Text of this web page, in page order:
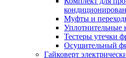
Муфты и
Уплотнительные
Тестеры утечки
Осушительный
Гайковерт